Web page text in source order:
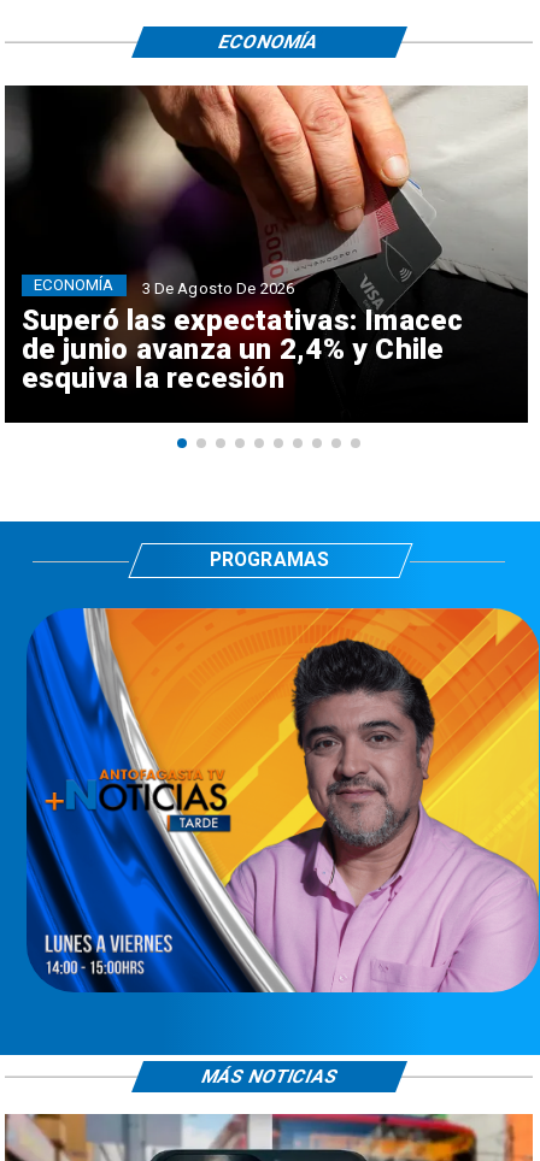
Superó las expectativas: Imacec
de junio avanza un 2,4% y Chile
esquiva la recesión
ECONOMÍA 3 De Agosto De 2026
ECONOMÍA
PROGRAMAS
MÁS NOTICIAS